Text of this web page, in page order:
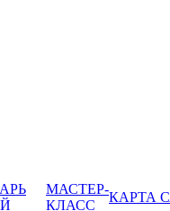
МАСТЕР-
КЛАСС
КАРТА